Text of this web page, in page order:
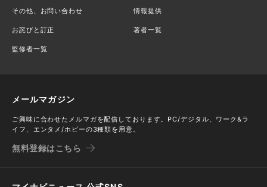
その他、お問い合わせ 情報提供
お詫びと訂正 著者一覧
監修者一覧
メールマガジン
ご興味に合わせたメルマガを配信しております。PC/デジタル、ワーク&ラ
イフ、エンタメ/ホビーの3種類を用意。
無料登録はこちら